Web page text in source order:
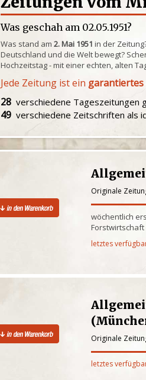
Was geschah am 02.05.1951?
Was stand am2. Mai 1951 in der
Deutschland und die Welt bewegt?
Hochzeitstag - mit einer echten, alten
Jede Zeitung ist ein
28 verschiedene Tageszeitungen
49 verschiedene Zeitschriften als
Originale
wöchentlich
Forstwirtschaft
letztes
Originale
letztes